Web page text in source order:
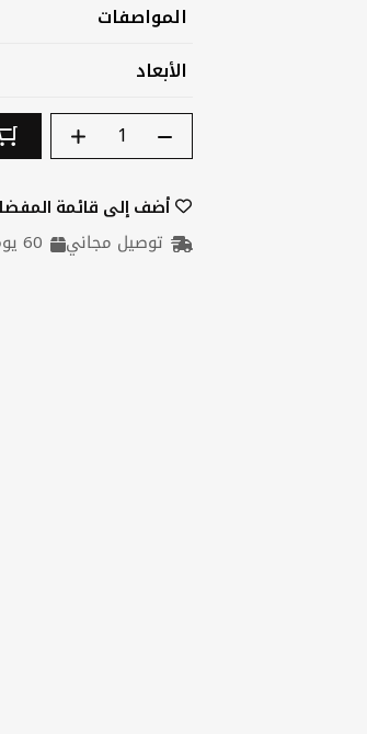
المواصفات
الأبعاد
الكمية
أضف إلى قائمة
توصيل مجاني 60 يوم تخزين مجاني